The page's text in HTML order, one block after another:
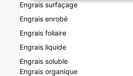
Engrais surfaçage
Engrais enrobé
Engrais foliaire
Engrais liquide
Engrais soluble
Engrais organique